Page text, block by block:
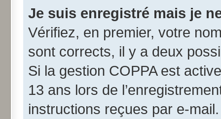
Je suis enregistré mais je
Vérifiez, en premier, votre
sont corrects, il y a deux
Si la gestion COPPA est
13 ans lors de
instructions reçues par e-